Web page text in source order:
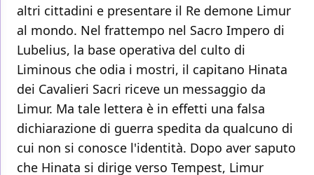
altri cittadini e presentare il Re demone Limur
al mondo. Nel frattempo nel Sacro Impero di
Lubelius, la base operativa del culto di
Liminous che odia i mostri, il capitano Hinata
dei Cavalieri Sacri riceve un messaggio da
Limur. Ma tale lettera è in effetti una falsa
dichiarazione di guerra spedita da qualcuno di
cui non si conosce l'identità. Dopo aver saputo
che Hinata si dirige verso Tempest, Limur